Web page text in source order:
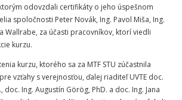
odovzdali certifikáty o jeho úspešnom
spoločnosti Peter Novák, Ing. Pavol Miša, Ing.
Wallrabe, za účasti pracovníkov, ktorí viedli
kurzu.
kurzu, ktorého sa za MTF STU zúčastnila
vzťahy s verejnosťou, ďalej riaditeľ UVTE doc.
doc. Ing. Augustín Görög, PhD. a doc. Ing. Jana